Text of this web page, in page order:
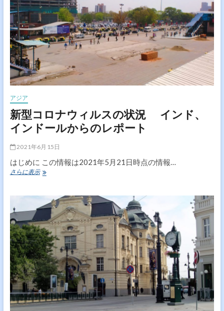
ル
ス
の
状
況
マ
レ
ー
シ
ア
の
レ
ポ
ト
アジア
新型コロナウィルスの状況 インド、
インドールからのレポート
2021年6月15日
はじめに この情報は2021年5月21日時点の情報…
さらに表示新
ナ
ィ
ル
ス
の
状
況
イ
ン
ド、
イ